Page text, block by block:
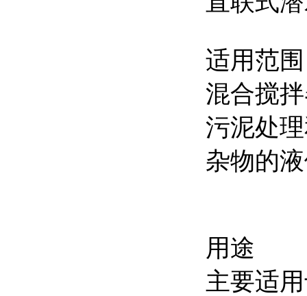
适用范
混合搅
污泥处
杂物的
用途
主要适